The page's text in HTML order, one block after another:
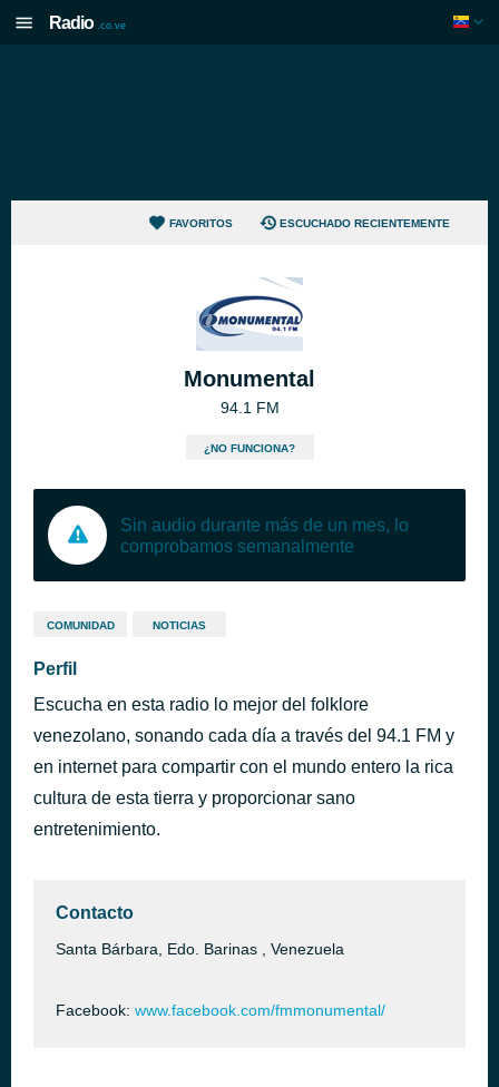
Radio .co.ve
FAVORITOS ESCUCHADO RECIENTEMENTE
Monumental
94.1 FM
¿NO FUNCIONA?
Sin audio durante más de un mes, lo
comprobamos semanalmente
COMUNIDAD NOTICIAS
Perfil
Escucha en esta radio lo mejor del folklore
venezolano, sonando cada día a través del 94.1 FM y
en internet para compartir con el mundo entero la rica
cultura de esta tierra y proporcionar sano
entretenimiento.
Contacto
Santa Bárbara, Edo. Barinas , Venezuela
Facebook: www.facebook.com/fmmonumental/